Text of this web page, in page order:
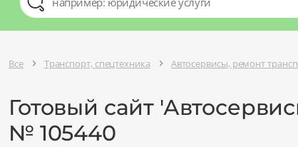
Все Транспорт, спецтехника Автосервисы, ремонт
Готовый сайт
№ 105440